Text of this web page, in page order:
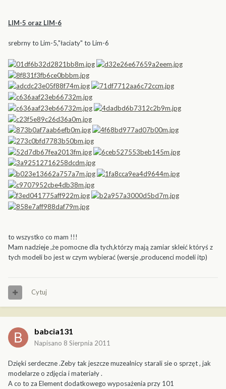
LIM-5 oraz LIM-6
srebrny to Lim-5,"łaciaty" to Lim-6
to wszystko co mam !!!
Mam nadzieje ,że pomocne dla tych,którzy mają zamiar skleić któryś z
tych modeli bo jest w czym wybierać (wersje ,producenci modeli itp)
Cytuj
babcia131
Napisano 8 Sierpnia 2011
Dzięki serdeczne .Zeby tak jeszcze muzealnicy starali sie o sprzęt , jak
modelarze o zdjęcia i materiały .
A co to za Element dodatkowego wyposażenia przy 101